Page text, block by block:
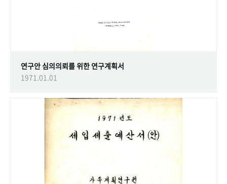
연구안 심의의뢰를 위한 연구계획서
1971.01.01